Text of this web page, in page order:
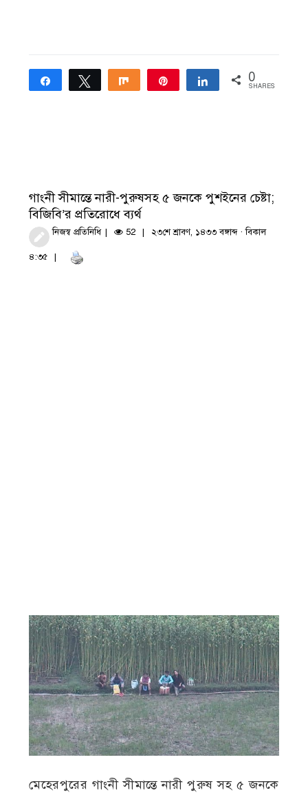
Share Tweet Share Share 0
SHARES
গাংনী সীমান্তে নারী-পুরুষসহ ৫ জনকে পুশইনের চেষ্টা;
বিজিবি’র প্রতিরোধে ব্যর্থ
নিজস্ব প্রতিনিধি 52 ২৩শে শ্রাবণ, ১৪৩৩ বঙ্গাব্দ · বিকাল
৪:৩৫
মেহেরপুরের গাংনী সীমান্তে নারী পুরুষ সহ ৫ জনকে